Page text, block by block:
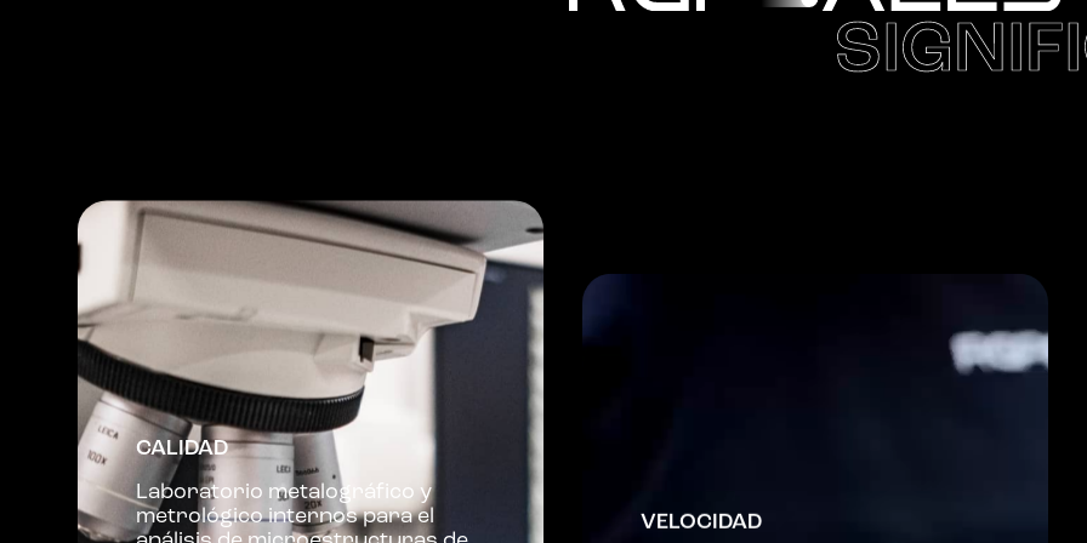
CALIDAD
Laboratorio metalográfico y
metrológico internos para el
VELOCIDAD